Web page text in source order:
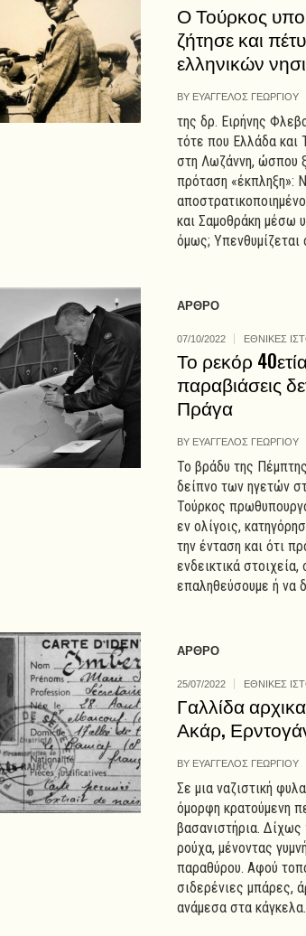
Ο Τούρκος
ζήτησε και
ελληνικών
BY ΕΥΑΓΓΕΛΟΣ ΓΕΩΡΓΙΟΥ
της δρ. Ειρήνης
τότε που Ελλάδα και
στη Λωζάννη, ώσπου
πρόταση «έκπληξη»:
και Σαμοθράκη μέσω
όμως; Υπενθυμίζεται
ΑΡΘΡΟ
07/10/2022 ΕΘΝΙΚΕΣ
Το ρεκόρ
παραβιάσεις
Πράγα
BY ΕΥΑΓΓΕΛΟΣ ΓΕΩΡΓΙΟΥ
Το βράδυ της
δείπνο των ηγετών
Τούρκος
εν ολίγοις,
την ένταση και ότι
ενδεικτικά
επαληθεύσουμε ή να
ΑΡΘΡΟ
25/07/2022 ΕΘΝΙΚΕΣ
Γαλλίδα
Ακάρ,
BY ΕΥΑΓΓΕΛΟΣ ΓΕΩΡΓΙΟΥ
Σε μια ναζιστική
όμορφη κρατούμενη
βασανιστήρια.
ρούχα, μένοντας
παραθύρου. Αφού
σιδερένιες μπάρες,
ανάμεσα στα